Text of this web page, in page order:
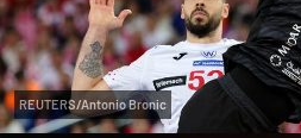
REUTERS/Antonio Bronic